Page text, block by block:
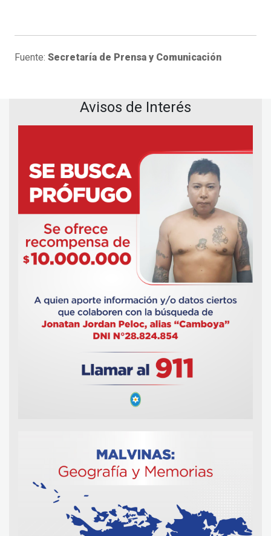
Fuente: Secretaría de Prensa y Comunicación
Avisos de Interés